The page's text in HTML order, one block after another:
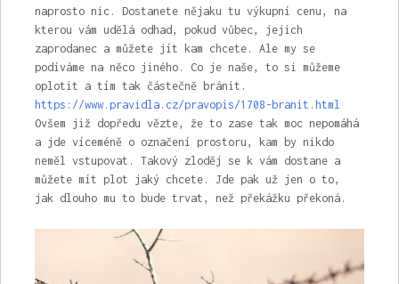
naprosto nic. Dostanete nějaku tu výkupní cenu, na
kterou vám udělá odhad, pokud vůbec, jejich
zaprodanec a můžete jít kam chcete. Ale my se
podíváme na něco jiného. Co je naše, to si můžeme
oplotit a tím tak částečně bránit.
https://www.pravidla.cz/pravopis/1708-branit.html
Ovšem již dopředu vězte, že to zase tak moc nepomáhá
a jde víceméně o označení prostoru, kam by nikdo
neměl vstupovat. Takový zloděj se k vám dostane a
můžete mít plot jaký chcete. Jde pak už jen o to,
jak dlouho mu to bude trvat, než překážku překoná.